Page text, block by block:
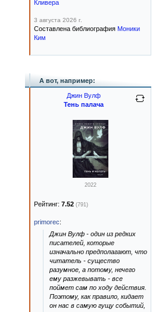
Кливера
3 августа 2026 г.
Составлена библиография Моники
Ким
А вот, например:
Джин Вулф
Тень палача
2022
Рейтинг: 7.52 (791)
primorec:
Джин Вулф - один из редких
писателей, которые
изначально предполагают, что
читатель - существо
разумное, а потому, нечего
ему разжевывать - все
поймет сам по ходу действия.
Поэтому, как правило, кидает
он нас в самую гущу событий,